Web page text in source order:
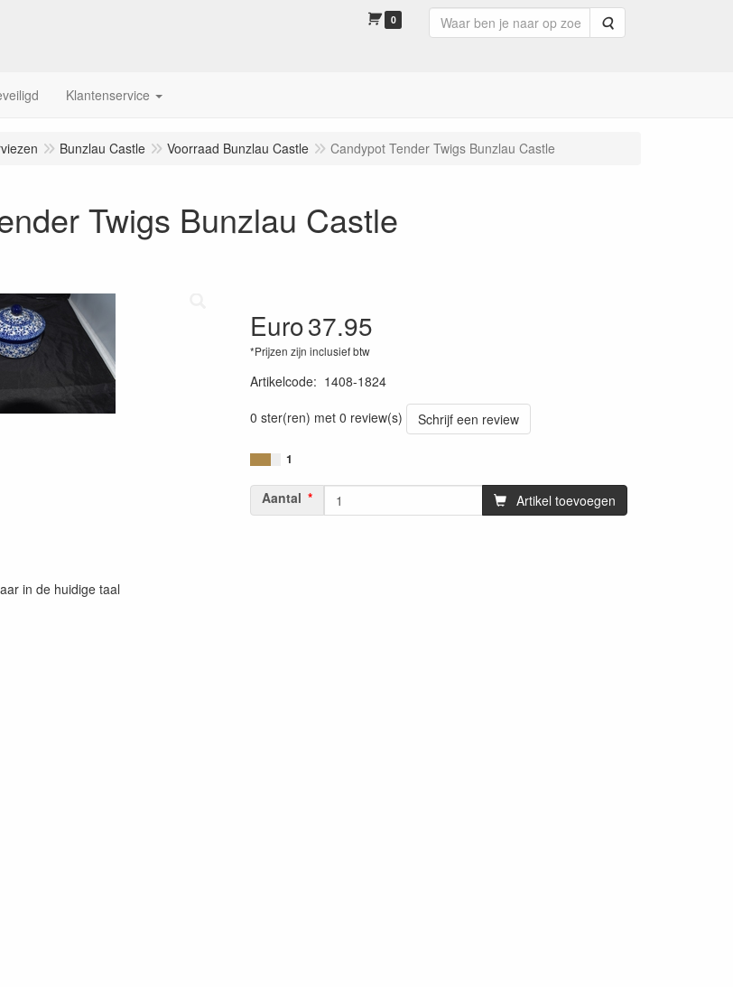
0 Zoeken
Klantenservice
Bunzlau Castle Voorraad Bunzlau Castle Candypot Tender Twigs Bunzlau Castle
Twigs Bunzlau Castle
Euro37.95
*Prijzen zijn inclusief btw
Artikelcode: 1408-1824
0 ster(ren) met 0 review(s)
Schrijf een review
1
Aantal Artikel toevoegen
in de huidige taal